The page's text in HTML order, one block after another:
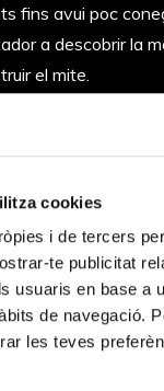
cookies
i de tercers
te publicitat
usuaris en base a
de navegació.
les teves
fins avui poc
a descobrir la
el mite.
de FRIDA
inspira a través
a la seva
13 de juliol, es
Digitals,
de les